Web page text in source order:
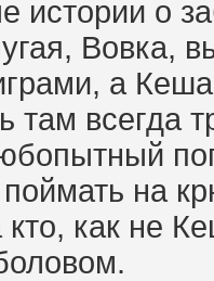
истории о
Вовка,
а
там всегда
на
как не